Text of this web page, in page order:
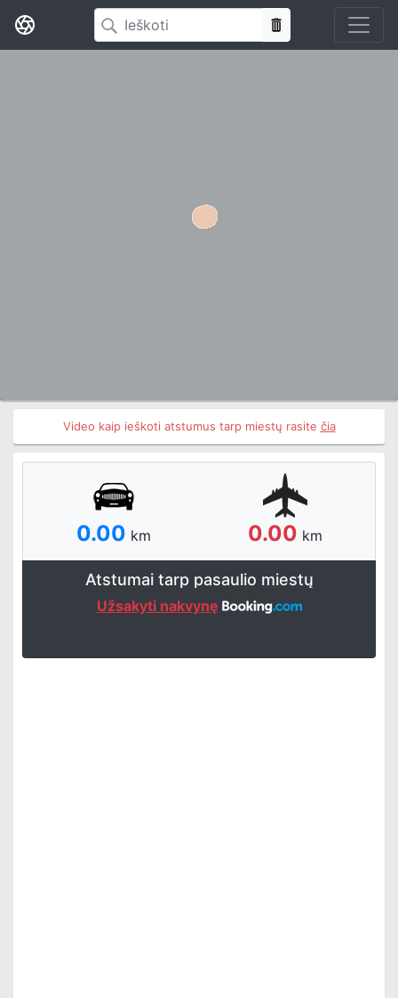
Video kaip ieškoti atstumus tarp miestų rasite čia
0.00 km 0.00 km
Atstumai tarp pasaulio miestų
Užsakyti nakvynę